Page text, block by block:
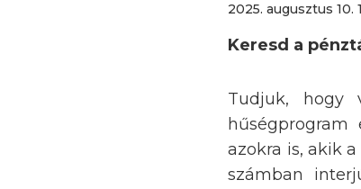
2025. augusztus 10.
Keresd a
Tudjuk, hogy
azokra is, akik
számban